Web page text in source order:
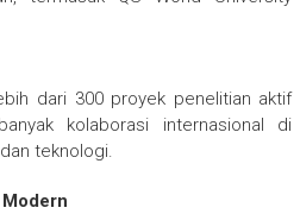
dari 300 proyek penelitian aktif
kolaborasi internasional di
teknologi.